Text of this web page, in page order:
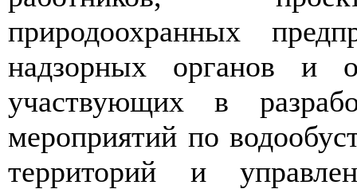
природоохранных
надзорных органов и
участвующих в
мероприятий по
территорий и